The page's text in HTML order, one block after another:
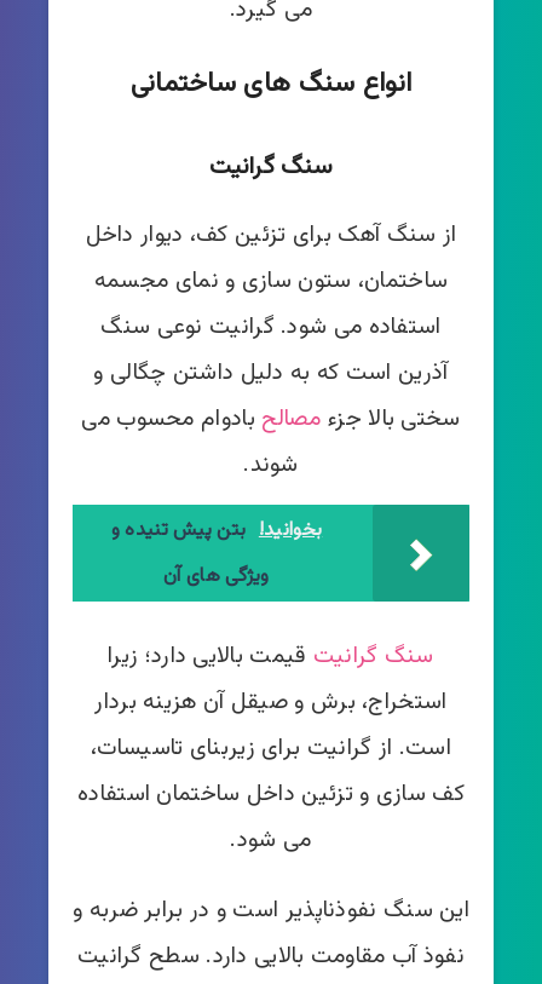
می گیرد.
انواع سنگ های ساختمانی
سنگ گرانیت
از سنگ آهک برای تزئین کف، دیوار داخل
ساختمان، ستون سازی و نمای مجسمه
استفاده می شود. گرانیت نوعی سنگ
آذرین است که به دلیل داشتن چگالی و
سختی بالا جزء مصالح بادوام محسوب می
شوند.
بخوانید! بتن پیش تنیده و
ویژگی های آن
سنگ گرانیت قیمت بالایی دارد؛ زیرا
استخراج، برش و صیقل آن هزینه بردار
است. از گرانیت برای زیربنای تاسیسات،
کف سازی و تزئین داخل ساختمان استفاده
می شود.
این سنگ نفوذناپذیر است و در برابر ضربه و
نفوذ آب مقاومت بالایی دارد. سطح گرانیت